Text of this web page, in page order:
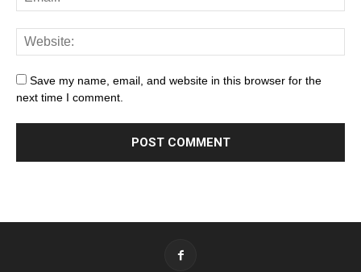
Save my name, email, and website in this browser for the
next time I comment.